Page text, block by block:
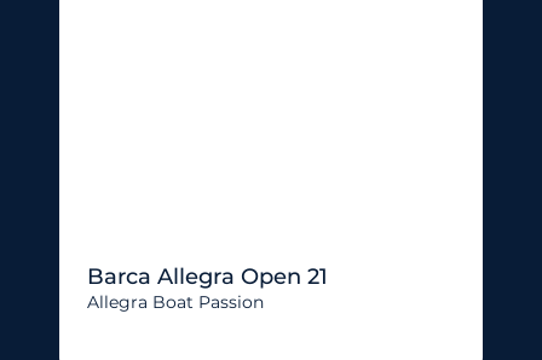
Barca Allegra Open 21
Allegra Boat Passion